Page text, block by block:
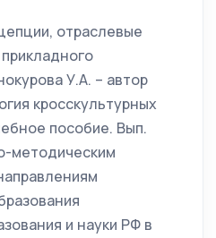
отраслевые
У.А. – автор
кросскультурных
пособие. Вып.
методическим
и науки РФ в